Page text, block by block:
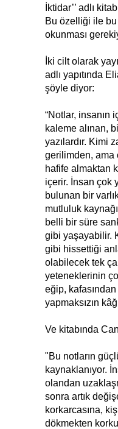
İktidar’’ adlı
Bu özelliği ile
okunması
İki cilt olarak
adlı yapıtında
şöyle diyor:
“Notlar, insanın
kaleme alınan,
yazılardır. Kimi
gerilimden, ama
hafife almaktan
içerir. İnsan çok
bulunan bir
mutluluk
belli bir süre
gibi yaşayabilir.
gibi hissettiği
olabilecek tek
yeteneklerinin
eğip,
yapmaksızın
Ve kitabında
"Bu notların
kaynaklanıyor.
olandan
sonra artık
korkarcasına,
dökmekten